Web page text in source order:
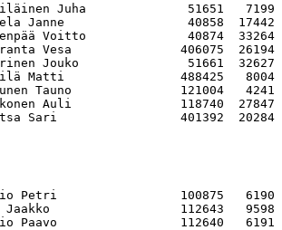
Juha              51651   7199
Janne                 40858  17442
Voitto              40874  33264
Vesa               406075  26194
Jouko               51661  32627
Matti                488425   8004
Tauno               121004   4241
Auli               118740  27847
Petri                 100875   6190
Jaakko                  112643   9598